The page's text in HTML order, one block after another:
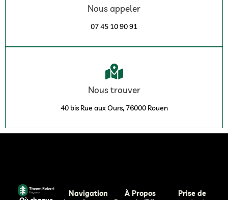
Nous appeler
07 45 10 90 91
Nous trouver
40 bis Rue aux Ours, 76000 Rouen
Navigation
À Propos
Prise de